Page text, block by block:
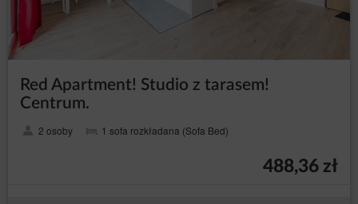
Red Apartment! Studio z tarasem!
Centrum.
2 osoby 1 sofa rozkładana (Sofa Bed)
488,36 zł